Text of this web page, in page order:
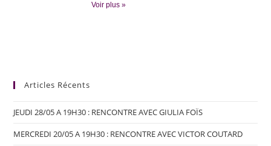
Voir plus »
Articles Récents
JEUDI 28/05 A 19H30 : RENCONTRE AVEC GIULIA FOÏS
MERCREDI 20/05 A 19H30 : RENCONTRE AVEC VICTOR COUTARD